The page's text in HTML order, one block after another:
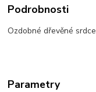
Podrobnosti
Ozdobné dřevěné srdce
Parametry